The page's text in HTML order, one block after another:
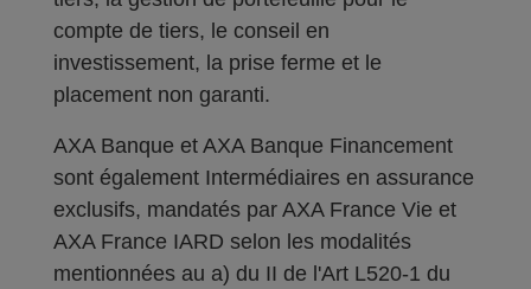
compte de tiers, le conseil en
investissement, la prise ferme et le
placement non garanti.
AXA Banque et AXA Banque Financement
sont également Intermédiaires en assurance
exclusifs, mandatés par AXA France Vie et
AXA France IARD selon les modalités
mentionnées au a) du II de l'Art L520-1 du